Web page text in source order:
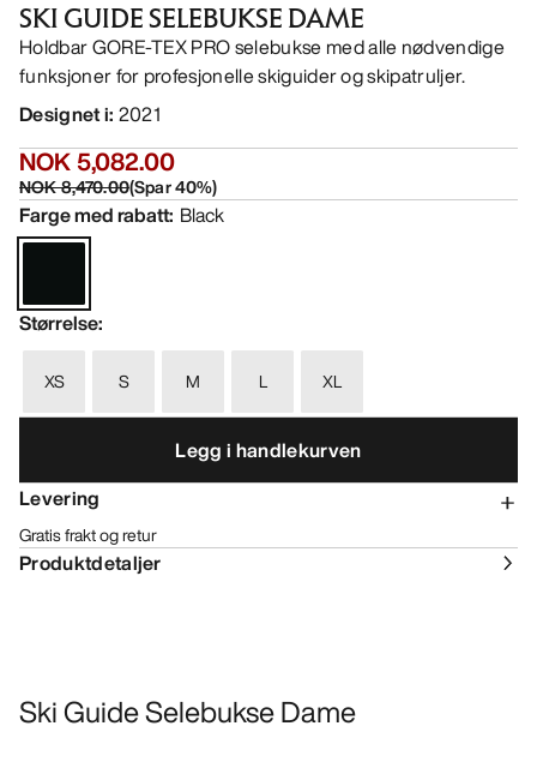
SKI GUIDE SELEBUKSE DAME
Holdbar GORE-TEX PRO selebukse med alle nødvendige
funksjoner for profesjonelle skiguider og skipatruljer.
Designet i: 2021
NOK 5,082.00
NOK 8,470.00(Spar40%)
Farge med rabatt: Black
Størrelse:
XS S M L XL
Legg i handlekurven
Levering
Gratis frakt og retur
Produktdetaljer
Ski Guide Selebukse Dame